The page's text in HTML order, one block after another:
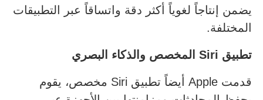
يضمن إنتاجاً لغوياً أكثر دقة واتساقاً عبر التطبيقات
المختلفة.
تطبيق المخصص والذكاء البصري
قدمت Apple أيضاً تطبيق Siri مخصص، يقوم